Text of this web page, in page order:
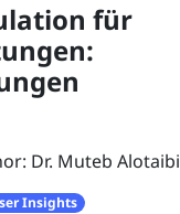
für
Dr. Muteb Alotaibi
Insights